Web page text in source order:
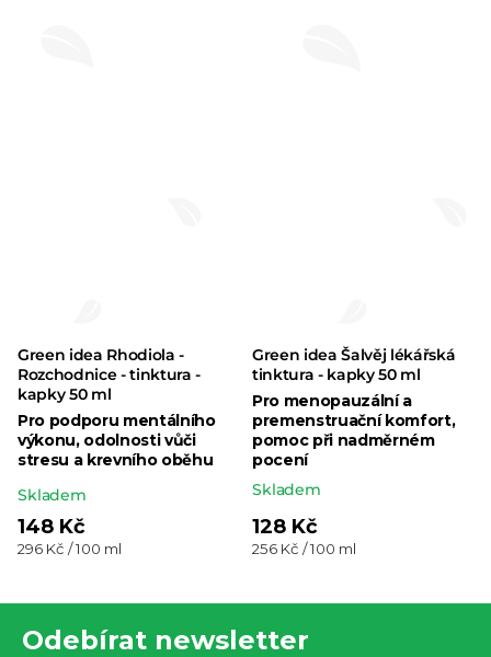
Green idea Rhodiola -
Rozchodnice - tinktura -
kapky 50 ml
Pro podporu mentálního
výkonu, odolnosti vůči
stresu a krevního oběhu
Průměrné
hodnocení
produktu
z 5
Skladem
148 Kč
Měrná
296 Kč / 100 ml
Green idea Šalvěj lékářská
tinktura - kapky 50 ml
Pro menopauzální a
premenstruační komfort,
pomoc při nadměrném
pocení
Skladem
128 Kč
Měrná
256 Kč / 100 ml
Odebírat newsletter